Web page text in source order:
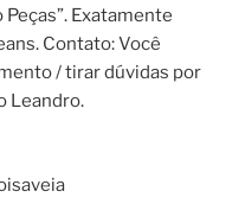
Peças”. Exatamente
Contato: Você
/ tirar dúvidas por
Leandro.